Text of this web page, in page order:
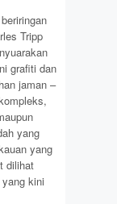
Tripp
grafiti dan
jaman –
yang
yang
dilihat
kini